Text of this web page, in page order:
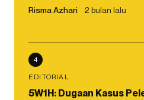
Risma Azhari 2 bulan lalu
4
EDITORIAL
5W1H: Dugaan Kasus